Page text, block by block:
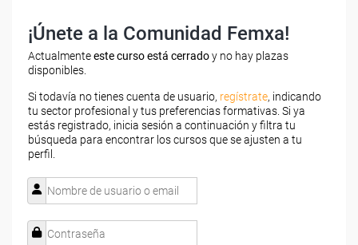
¡Únete a la Comunidad Femxa!
Actualmenteeste curso está cerradoy no hay plazas
disponibles.
Si todavía no tienes cuenta de usuario, regístrate, indicando
tu sector profesional y tus preferencias formativas. Si ya
estás registrado, inicia sesión a continuación y filtra tu
búsqueda para encontrar los cursos que se ajusten a tu
perfil.